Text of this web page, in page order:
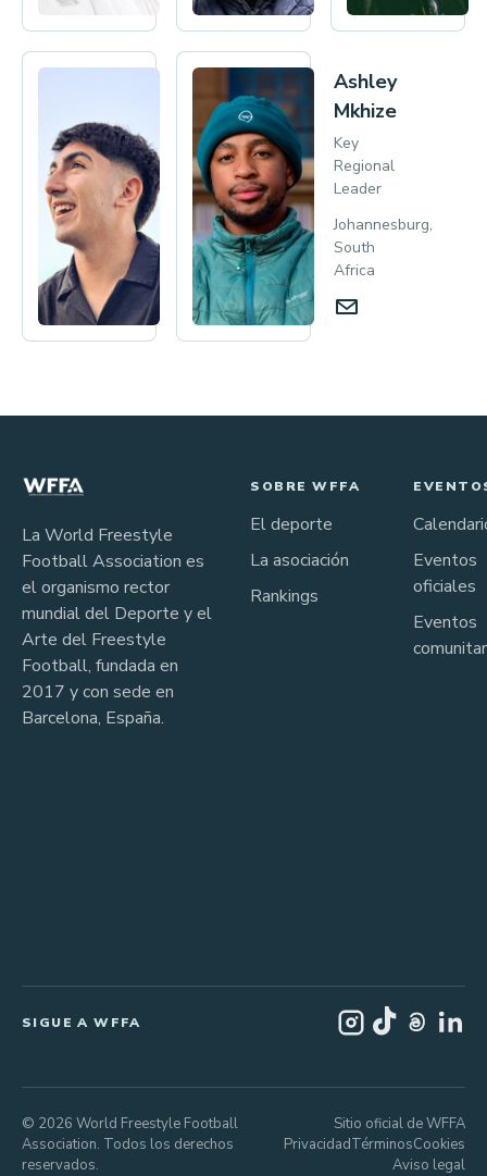
Sebastián
Zavala
Culture
Advisor
Chile
Ashley
Mkhize
Key
Regional
Leader
Johannesburg,
South
Africa
La World Freestyle
Football Association es
el organismo rector
mundial del Deporte y el
Arte del Freestyle
Football, fundada en
2017 y con sede en
Barcelona, España.
SOBRE WFFA
El deporte
La asociación
Rankings
Eventos
oficiales
Eventos
SIGUE A WFFA
© 2026 World Freestyle Football
Association. Todos los derechos
reservados.
Sitio oficial de WFFA
PrivacidadTérminosCookies
Aviso legal